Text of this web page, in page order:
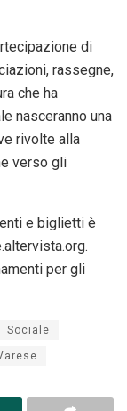
di
rassegne,
che ha
nasceranno una
rivolte alla
verso gli
e biglietti è
per gli
Sociale